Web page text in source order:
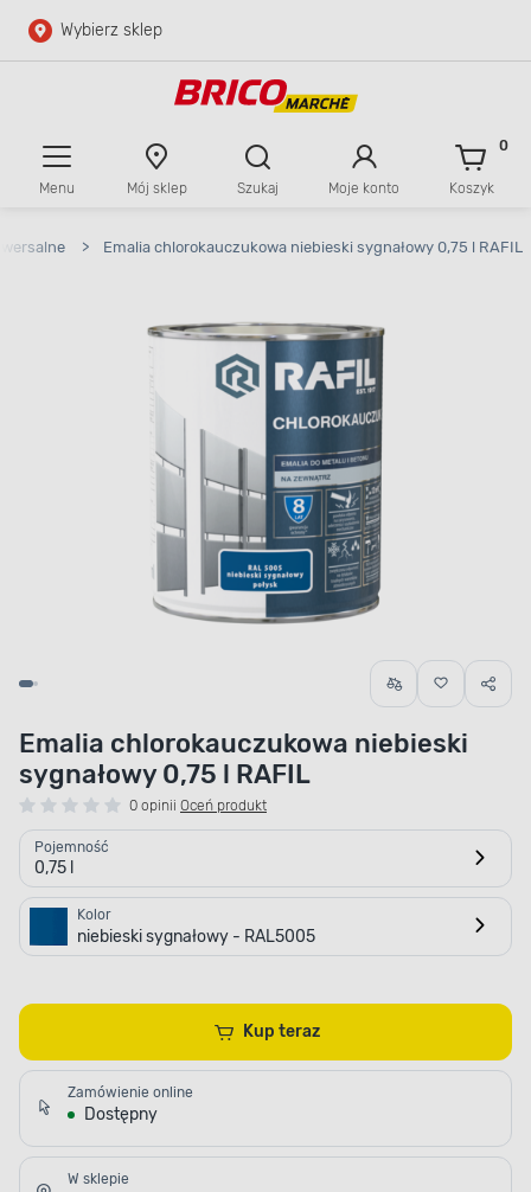
Przejdź do głównej zawartości
Wybierz sklep
Menu Mój sklep Szukaj Moje konto Koszyk
0
> Emalia chlorokauczukowa niebieski sygnałowy 0,75 l RAFIL
Emalia chlorokauczukowa niebieski
sygnałowy 0,75 l RAFIL
0 opinii Oceń produkt
Pojemność
0,75 l
Kolor
niebieski sygnałowy - RAL5005
Kup teraz
Zamówienie online
Dostępny
W sklepie